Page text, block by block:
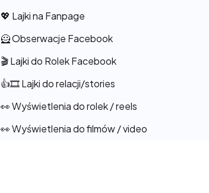
💖 Lajki na Fanpage
🦸 Obserwacje Facebook
🎬 Lajki do Rolek Facebook
👍🎞️ Lajki do relacji/stories
👀 Wyświetlenia do rolek / reels
👀 Wyświetlenia do filmów / video